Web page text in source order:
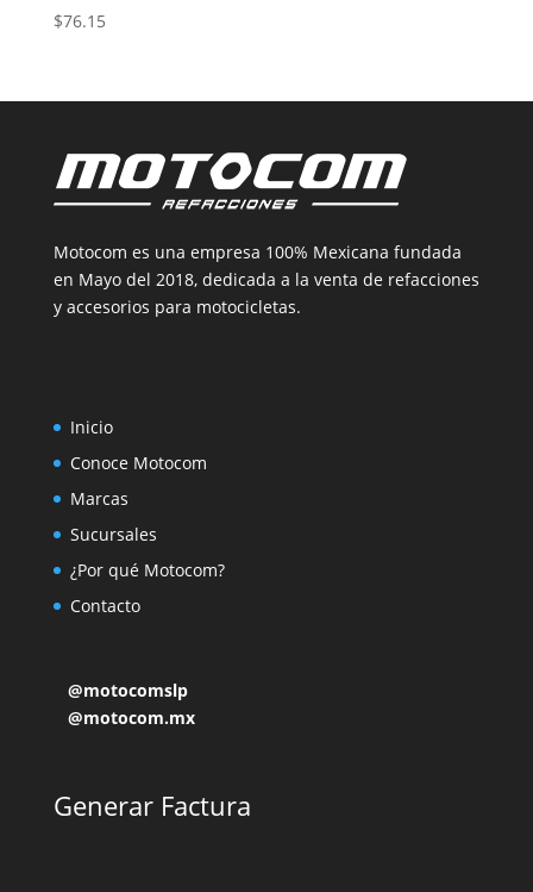
$76.15
Motocom es una empresa 100% Mexicana fundada
en Mayo del 2018, dedicada a la venta de refacciones
y accesorios para motocicletas.
Inicio
Conoce Motocom
Marcas
Sucursales
¿Por qué Motocom?
Contacto
@motocomslp
@motocom.mx
Generar Factura